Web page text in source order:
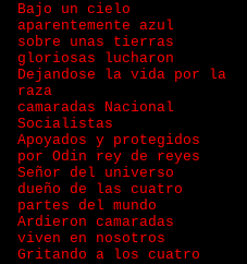
Bajo un cielo
aparentemente azul
sobre unas tierras
gloriosas lucharon
Dejandose la vida por la
raza
camaradas Nacional
Socialistas
Apoyados y protegidos
por Odin rey de reyes
Señor del universo
dueño de las cuatro
partes del mundo
Ardieron camaradas
viven en nosotros
Gritando a los cuatro